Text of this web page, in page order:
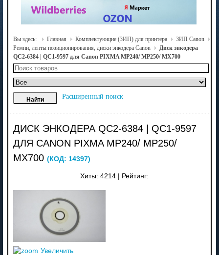
Вы здесь: Главная Комплектующие (ЗИП) для принтера
ЗИП Canon
Ремни, ленты позиционирования, диски энкодера Canon
Диск энкодера
QC2-6384 | QC1-9597 для Canon PIXMA MP240/ MP250/ MX700
Расширенный поиск
ДИСК ЭНКОДЕРА QC2-6384 | QC1-9597
ДЛЯ CANON PIXMA MP240/ MP250/
MX700 (КОД: 14397)
Хиты: 4214 Рейтинг:
Увеличить